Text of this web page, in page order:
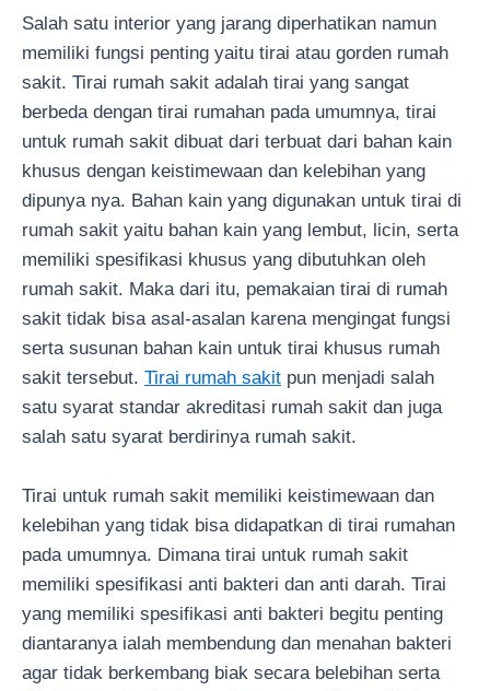
Salah satu interior yang jarang diperhatikan namun
memiliki fungsi penting yaitu tirai atau gorden rumah
sakit. Tirai rumah sakit adalah tirai yang sangat
berbeda dengan tirai rumahan pada umumnya, tirai
untuk rumah sakit dibuat dari terbuat dari bahan kain
khusus dengan keistimewaan dan kelebihan yang
dipunya nya. Bahan kain yang digunakan untuk tirai di
rumah sakit yaitu bahan kain yang lembut, licin, serta
memiliki spesifikasi khusus yang dibutuhkan oleh
rumah sakit. Maka dari itu, pemakaian tirai di rumah
sakit tidak bisa asal-asalan karena mengingat fungsi
serta susunan bahan kain untuk tirai khusus rumah
sakit tersebut. Tirai rumah sakit pun menjadi salah
satu syarat standar akreditasi rumah sakit dan juga
salah satu syarat berdirinya rumah sakit.
Tirai untuk rumah sakit memiliki keistimewaan dan
kelebihan yang tidak bisa didapatkan di tirai rumahan
pada umumnya. Dimana tirai untuk rumah sakit
memiliki spesifikasi anti bakteri dan anti darah. Tirai
yang memiliki spesifikasi anti bakteri begitu penting
diantaranya ialah membendung dan menahan bakteri
agar tidak berkembang biak secara belebihan serta